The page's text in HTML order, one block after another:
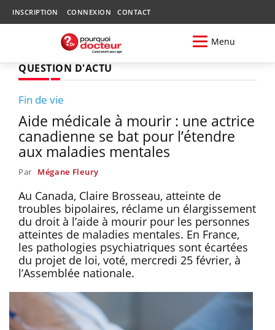
INSCRIPTION CONNEXION CONTACT
Menu
QUESTION D'ACTU
Fin de vie
Aide médicale à mourir : une actrice
canadienne se bat pour l’étendre
aux maladies mentales
Par Mégane Fleury
Au Canada, Claire Brosseau, atteinte de
troubles bipolaires, réclame un élargissement
du droit à l’aide à mourir pour les personnes
atteintes de maladies mentales. En France,
les pathologies psychiatriques sont écartées
du projet de loi, voté, mercredi 25 février, à
l’Assemblée nationale.